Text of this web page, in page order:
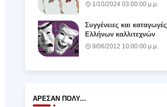
1/10/2024 03:00:00 μ.μ.
Συγγένειες και καταγωγές
Ελλήνων καλλιτεχνών
9/06/2012 10:00:00 μ.μ.
ΆΡΕΣΑΝ ΠΟΛΎ...